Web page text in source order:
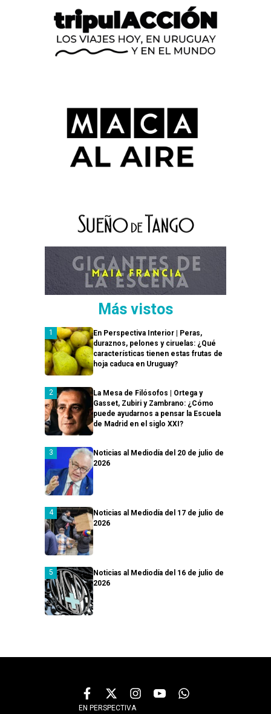
Más vistos
En Perspectiva Interior | Peras,
duraznos, pelones y ciruelas: ¿Qué
características tienen estas frutas de
hoja caduca en Uruguay?
La Mesa de Filósofos | Ortega y
Gasset, Zubiri y Zambrano: ¿Cómo
puede ayudarnos a pensar la Escuela
de Madrid en el siglo XXI?
Noticias al Mediodía del 20 de julio de
2026
Noticias al Mediodía del 17 de julio de
2026
Noticias al Mediodía del 16 de julio de
2026
EN PERSPECTIVA